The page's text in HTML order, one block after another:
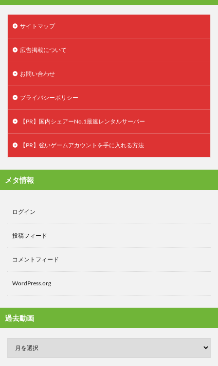
サイトマップ
広告掲載について
お問い合わせ
プライバシーポリシー
【PR】国内シェアーNo.1最速レンタルサーバー
【PR】強いゲームアカウントを手に入れる方法
メタ情報
ログイン
投稿フィード
コメントフィード
WordPress.org
過去動画